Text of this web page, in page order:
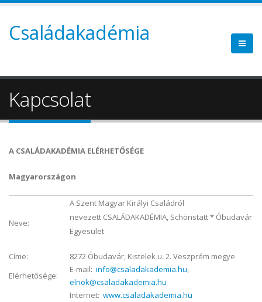
Családakadémia
Kapcsolat
A CSALÁDAKADÉMIA ELÉRHETŐSÉGE
Magyarországon
Neve:
A Szent Magyar Királyi Családról
nevezett CSALÁDAKADÉMIA, Schönstatt * Óbudavár
Egyesület
Címe:
8272 Óbudavár, Kistelek u. 2. Veszprém megye
Elérhetősége:
E-mail: info@csaladakademia.hu,
elnok@csaladakademia.hu
Internet: www.csaladakademia.hu